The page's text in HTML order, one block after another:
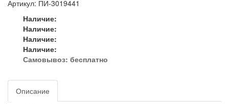
Артикул: ПИ-3019441
Наличие:
Наличие:
Наличие:
Наличие:
Самовывоз: бесплатно
Описание